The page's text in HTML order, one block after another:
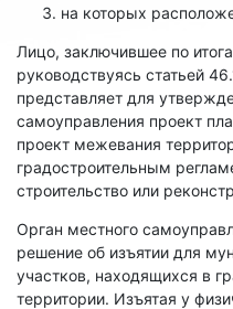
на которых
Лицо, заключившее по
руководствуясь статьей
представляет для
самоуправления проект
проект межевания
градостроительным
строительство или
Орган местного
решение об изъятии для
участков, находящихся в
территории. Изъятая у